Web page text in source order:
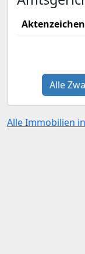
Aktenzeichen
Alle
Alle Immobilien